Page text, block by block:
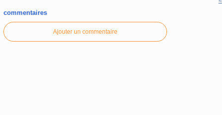
commentaires
Ajouter un commentaire